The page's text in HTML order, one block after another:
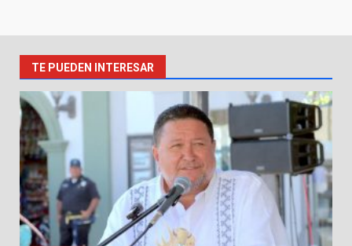
TE PUEDEN INTERESAR